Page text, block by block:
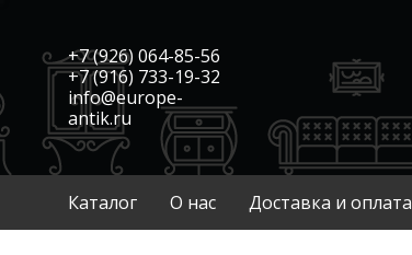
+7 (926) 064-85-56
+7 (916) 733-19-32
info@europe-
antik.ru
Каталог О нас Доставка и оплата